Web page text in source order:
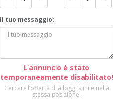
Il tuo messaggio:
Lʼannuncio è stato
temporaneamente disabilitato!
Cercare lʼofferta di alloggi simile nella
stessa posizione.